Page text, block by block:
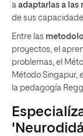
a adaptarlas a las
de sus
Entre las
proyectos, el
problemas, el
Método Singapur,
la pedagogía